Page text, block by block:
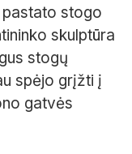
stogo
skulptūra
stogų
spėjo grįžti į
gatvės